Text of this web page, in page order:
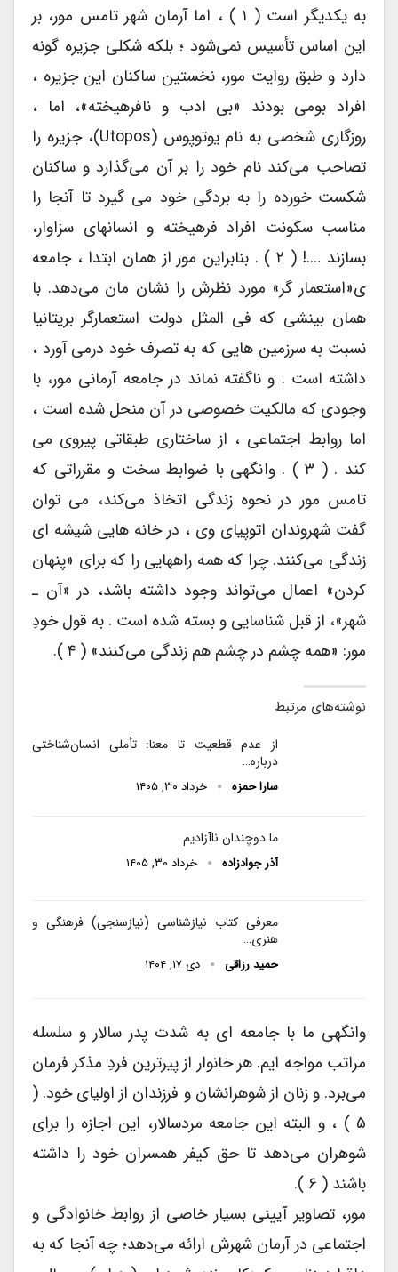
به یکدیگر است ( ۱ ) ، اما آرمان شهر تامس مور، بر
این اساس تأسیس نمی‌شود ؛ بلکه شکلی جزیره گونه
دارد و طبق روایت مور، نخستین ساکنان این جزیره ،
افراد بومی بودند «بی ادب و نافرهیخته»، اما ،
روزگاری شخصی به نام یوتوپوس (Utopos)، جزیره را
تصاحب می‌کند نام خود را بر آن می‌گذارد و ساکنان
شکست خورده را به بردگی خود می گیرد تا آنجا را
مناسب سکونت افراد فرهیخته و انسانهای سزاوار،
بسازند ….! ( ۲ ) . بنابراین مور از همان ابتدا ، جامعه
ی«استعمار گر» مورد نظرش را نشان مان می‌دهد. با
همان بینشی که فی المثل دولت استعمارگر بریتانیا
نسبت به سرزمین هایی که به تصرف خود درمی آورد ،
داشته است . و ناگفته نماند در جامعه آرمانی مور، با
وجودی که مالکیت خصوصی در آن منحل شده است ،
اما روابط اجتماعی ، از ساختاری طبقاتی پیروی می
کند . ( ۳ ) . وانگهی با ضوابط سخت و مقرراتی که
تامس مور در نحوه زندگی اتخاذ می‌کند، می توان
گفت شهروندان اتوپیای وی ، در خانه هایی شیشه ای
زندگی می‌کنند. چرا که همه راههایی را که برای «پنهان
کردن» اعمال می‌تواند وجود داشته باشد، در «آن ـ
شهر»، از قبل شناسایی و بسته شده است . به قول خودِ
مور: «همه چشم در چشم هم زندگی می‌کنند» ( ۴ ).
نوشته‌های مرتبط
از عدم قطعیت تا معنا: تأملی انسان‌شناختی
درباره…
سارا حمزه خرداد ۳۰, ۱۴۰۵
ما دوچندان ناآزادیم
آذر جوادزاده خرداد ۳۰, ۱۴۰۵
معرفی کتاب نیازشناسی (نیازسنجی) فرهنگی و
هنری…
حمید رزاقی دی ۱۷, ۱۴۰۴
وانگهی ما با جامعه ای به شدت پدر سالار و سلسله
مراتب مواجه ایم. هر خانوار از پیرترین فردِ مذکر فرمان
می‌برد. و زنان از شوهرانشان و فرزندان از اولیای خود. (
۵ ) ، و البته این جامعه مردسالار، این اجازه را برای
شوهران می‌دهد تا حق کیفر همسران خود را داشته
باشند ( ۶ ).
مور، تصاویر آیینی بسیار خاصی از روابط خانوادگی و
اجتماعی در آرمان شهرش ارائه می‌دهد؛ چه آنجا که به